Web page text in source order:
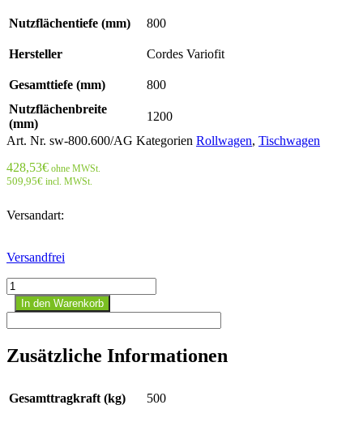
Nutzflächentiefe (mm) 800
Hersteller Cordes Variofit
Gesamttiefe (mm)
800
Nutzflächenbreite
(mm)
1200
Art. Nr. sw-800.600/AG Kategorien Rollwagen, Tischwagen
428,53€ ohne MWSt.
509,95€ incl. MWSt.
Versandart:
Versandfrei
Schwerer
Tischwagen
mit
3
RAL
In den Warenkorb
Zusätzliche Informationen
Gesamttragkraft (kg) 500